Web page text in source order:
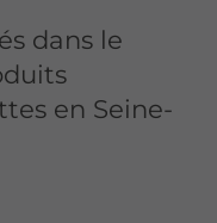
dans le
en Seine-